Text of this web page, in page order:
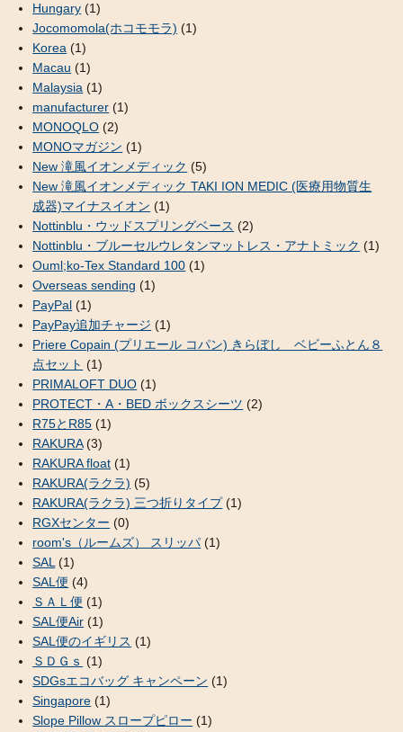
Hungary (1)
Jocomomola(ホコモモラ) (1)
Korea (1)
Macau (1)
Malaysia (1)
manufacturer (1)
MONOQLO (2)
MONOマガジン (1)
New 滝風イオンメディック (5)
New 滝風イオンメディック TAKI ION MEDIC (医療用物質生
成器)マイナスイオン (1)
Nottinblu・ウッドスプリングベース (2)
Nottinblu・ブルーセルウレタンマットレス・アナトミック (1)
Ouml;ko-Tex Standard 100 (1)
Overseas sending (1)
PayPal (1)
PayPay追加チャージ (1)
Priere Copain (プリエール コパン) きらぼし ベビーふとん８
点セット (1)
PRIMALOFT DUO (1)
PROTECT・A・BED ボックスシーツ (2)
R75とR85 (1)
RAKURA(3)
RAKURA float (1)
RAKURA(ラクラ) (5)
RAKURA(ラクラ) 三つ折りタイプ(1)
RGXセンター (0)
room's（ルームズ） スリッパ (1)
SAL(1)
SAL便 (4)
ＳＡＬ便 (1)
SAL便Air (1)
SAL便のイギリス (1)
ＳＤＧｓ (1)
SDGsエコバッグ キャンペーン (1)
Singapore (1)
Slope Pillow スロープピロー (1)